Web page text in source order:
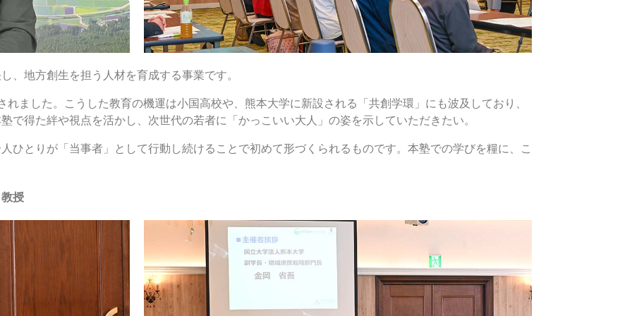
、地方創生を担う人材を育成する事業です。
ました。こうした教育の機運は小国高校や、熊本大学に新設される「共創学環」にも波及しており、
で得た絆や視点を活かし、次世代の若者に「かっこいい大人」の姿を示していただきたい。
ひとりが「当事者」として行動し続けることで初めて形づくられるものです。本塾での学びを糧に、こ
授